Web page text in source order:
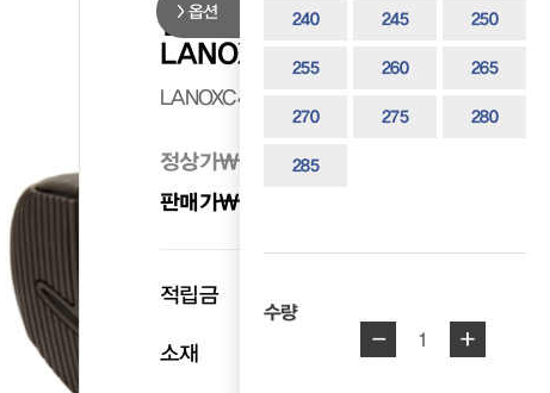
옵션 240 245 250
255 260 265
270 275 280
285
수량
- 1 +
랜드로바 남성 광폭 고어텍스 정
LANOXC4611MF3
LANOXC4611MF3
정상가₩ 318,000
판매가₩ 254,400
적립금
소재 천연소가죽